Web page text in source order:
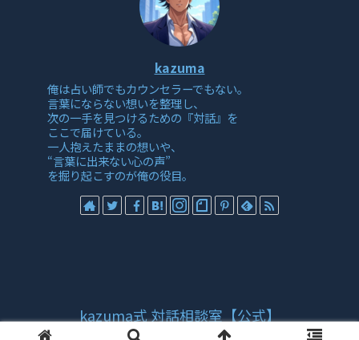
kazuma
俺は占い師でもカウンセラーでもない。
言葉にならない想いを整理し、
次の一手を見つけるための『対話』を
ここで届けている。
一人抱えたままの想いや、
“言葉に出来ない心の声”
を掘り起こすのが俺の役目。
kazuma式 対話相談室【公式】